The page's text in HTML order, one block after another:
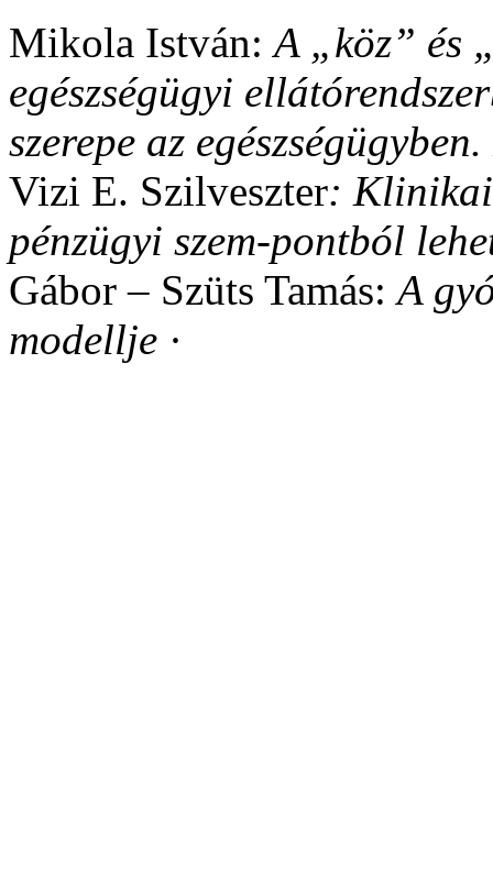
Mikola István:A „köz” és
egészségügyi
szerepe az
Vizi E. Szilveszter: Klinikai
pénzügyi szem-pontból
Gábor – Szüts Tamás:A
modellje ·